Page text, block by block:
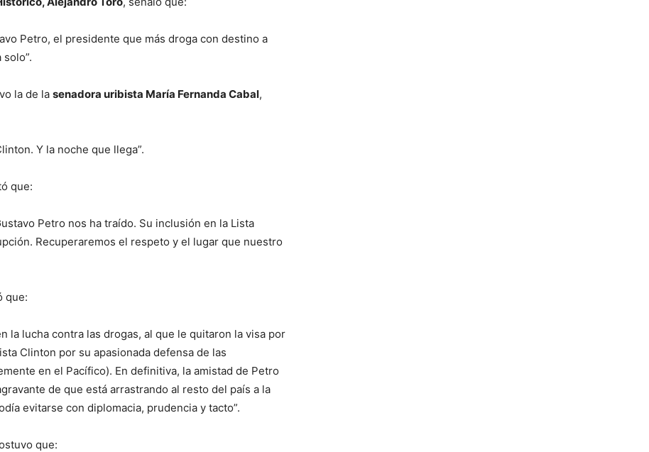
Petro, el presidente que más droga con destino a
la de la senadora uribista María Fernanda Cabal,
Y la noche que llega”.
que:
Petro nos ha traído. Su inclusión en la Lista
Recuperaremos el respeto y el lugar que nuestro
que:
la lucha contra las drogas, al que le quitaron la visa por
Clinton por su apasionada defensa de las
en el Pacífico). En definitiva, la amistad de Petro
de que está arrastrando al resto del país a la
evitarse con diplomacia, prudencia y tacto”.
que: